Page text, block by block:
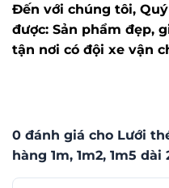
Đến với chúng tôi,
được: Sản phẩm đẹp,
tận nơi có đội xe vận
0 đánh giá cho Lưới
hàng 1m, 1m2, 1m5 dài